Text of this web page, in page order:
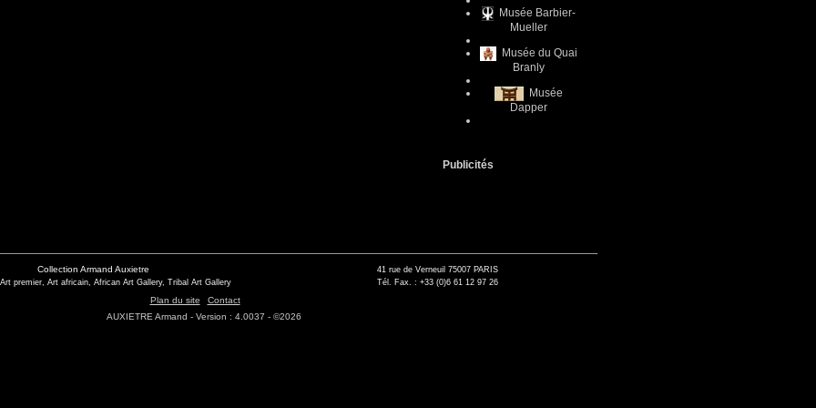
Musée Barbier-
Mueller
Musée du Quai
Branly
Musée
Dapper
Publicités
Collection Armand Auxietre
premier, Art africain, African Art Gallery, Tribal Art Gallery
41 rue de Verneuil 75007 PARIS
Tél. Fax. : +33 (0)6 61 12 97 26
Plan du site
Contact
AUXIETRE Armand - Version : 4.0037 - ©2026